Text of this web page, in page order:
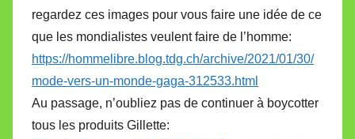
regardez ces images pour vous faire une idée de ce
que les mondialistes veulent faire de l’homme:
https://hommelibre.blog.tdg.ch/archive/2021/01/30/
mode-vers-un-monde-gaga-312533.html
Au passage, n’oubliez pas de continuer à boycotter
tous les produits Gillette: